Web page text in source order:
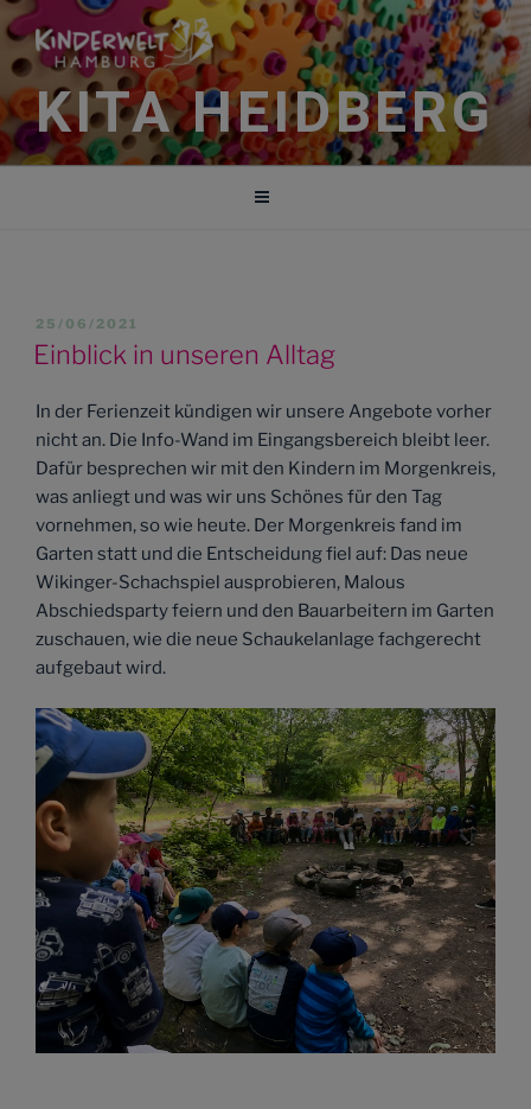
Zum
Inhalt
springen
KITA HEIDBERG
VERÖFFENTLICHT
AM
25/06/2021
Einblick in unseren Alltag
In der Ferienzeit kündigen wir unsere Angebote vorher
nicht an. Die Info-Wand im Eingangsbereich bleibt leer.
Dafür besprechen wir mit den Kindern im Morgenkreis,
was anliegt und was wir uns Schönes für den Tag
vornehmen, so wie heute. Der Morgenkreis fand im
Garten statt und die Entscheidung fiel auf: Das neue
Wikinger-Schachspiel ausprobieren, Malous
Abschiedsparty feiern und den Bauarbeitern im Garten
zuschauen, wie die neue Schaukelanlage fachgerecht
aufgebaut wird.